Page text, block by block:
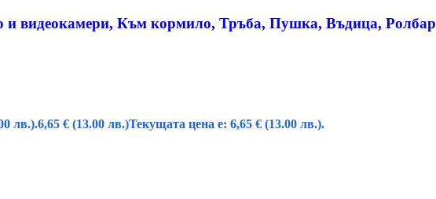
и видеокамери, Към кормило, Тръба, Пушка, Въдица, Ролбар
лв.).6,65 € (13.00 лв.)Текущата цена е: 6,65 € (13.00 лв.).